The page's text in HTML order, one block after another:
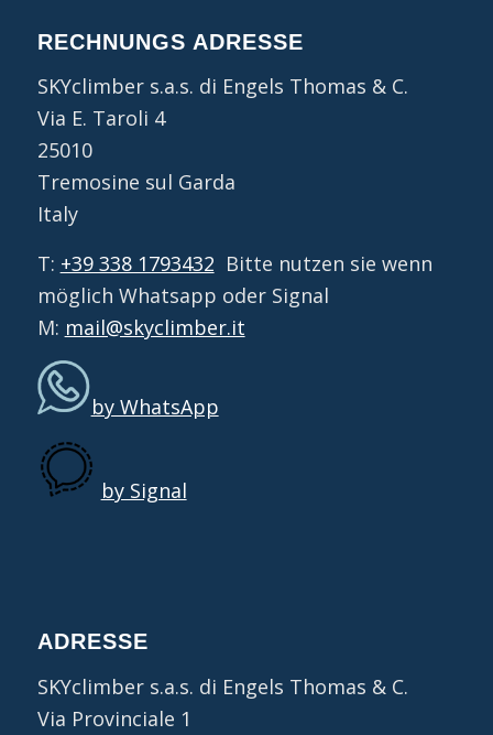
RECHNUNGS ADRESSE
SKYclimber s.a.s. di Engels Thomas & C.
Via E. Taroli 4
25010
Tremosine sul Garda
Italy
T: +39 338 1793432 Bitte nutzen sie wenn
möglich Whatsapp oder Signal
M: mail@skyclimber.it
by WhatsApp
by Signal
ADRESSE
SKYclimber s.a.s. di Engels Thomas & C.
Via Provinciale 1